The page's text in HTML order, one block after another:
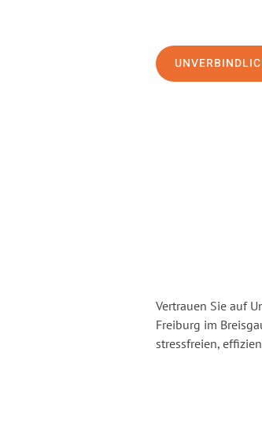
Vertrauen Sie auf
Freiburg im
stressfreien,